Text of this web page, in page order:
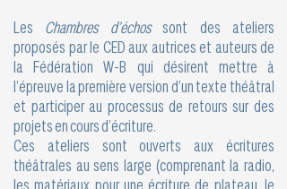
Les Chambres d’échossont des ateliers
proposés par le CED aux autrices et auteurs de
la Fédération W-B qui désirent mettre à
l’épreuve la première version d’un texte théâtral
et participer au processus de retours sur des
projets en cours d’écriture.
Ces ateliers sont ouverts aux écritures
théâtrales au sens large (comprenant la radio,